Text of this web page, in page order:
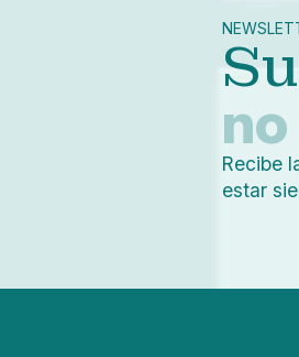
Recibe
estar